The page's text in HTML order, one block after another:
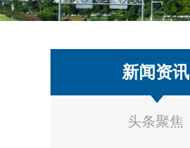
新闻资讯
头条聚焦